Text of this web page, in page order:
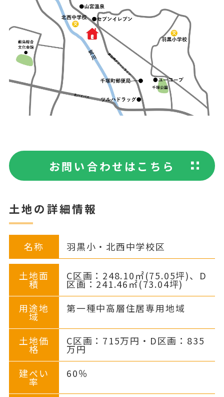
お問い合わせはこちら
土地の詳細情報
名称 羽黒小・北西中学校区
土地面
積
C区画：248.10㎡(75.05坪)、D
区画：241.46㎡(73.04坪)
用途地
域
第一種中高層住居専用地域
土地価
格
C区画：715万円・D区画：835
万円
建ぺい
率
60％